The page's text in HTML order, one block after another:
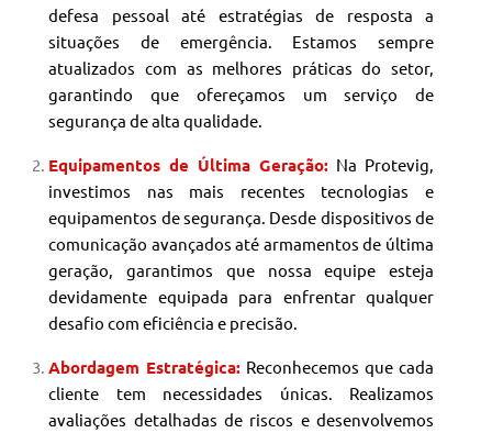
defesa pessoal até estratégias de resposta a
situações de emergência. Estamos sempre
atualizados com as melhores práticas do setor,
garantindo que ofereçamos um serviço de
segurança de alta qualidade.
Equipamentos de Última Geração: Na Protevig,
investimos nas mais recentes tecnologias e
equipamentos de segurança. Desde dispositivos de
comunicação avançados até armamentos de última
geração, garantimos que nossa equipe esteja
devidamente equipada para enfrentar qualquer
desafio com eficiência e precisão.
Abordagem Estratégica: Reconhecemos que cada
cliente tem necessidades únicas. Realizamos
avaliações detalhadas de riscos e desenvolvemos